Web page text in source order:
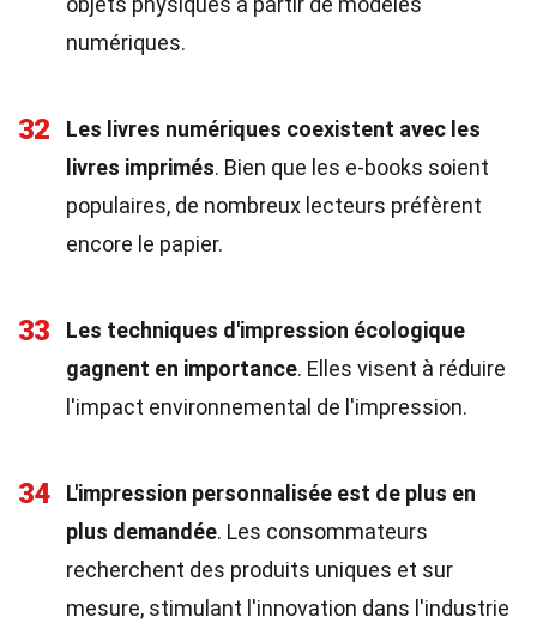
numériques.
32
Les livres numériques coexistent avec les
livres imprimés. Bien que les e-books soient
populaires, de nombreux lecteurs préfèrent
encore le papier.
33
Les techniques d'impression écologique
gagnent en importance. Elles visent à réduire
l'impact environnemental de l'impression.
34
L'impression personnalisée est de plus en
plus demandée. Les consommateurs
recherchent des produits uniques et sur
mesure, stimulant l'innovation dans l'industrie